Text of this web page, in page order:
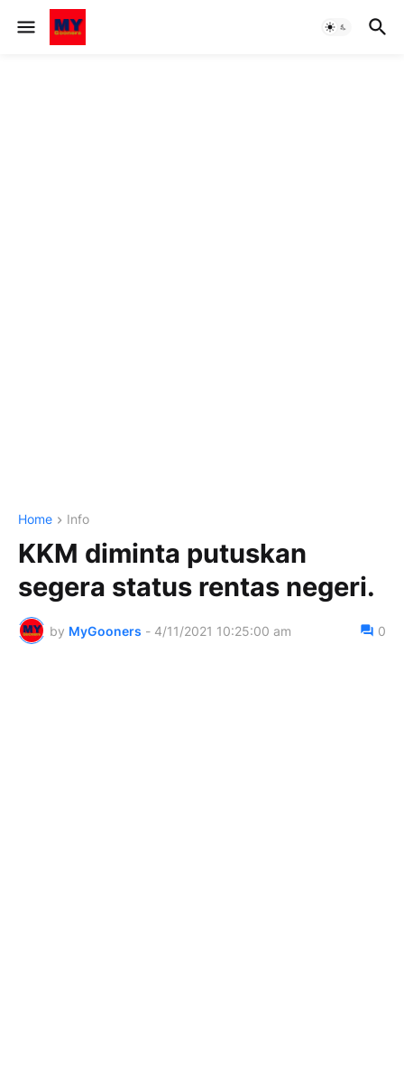
Home Info
KKM diminta putuskan
segera status rentas negeri.
by MyGooners - 4/11/2021 10:25:00 am 0